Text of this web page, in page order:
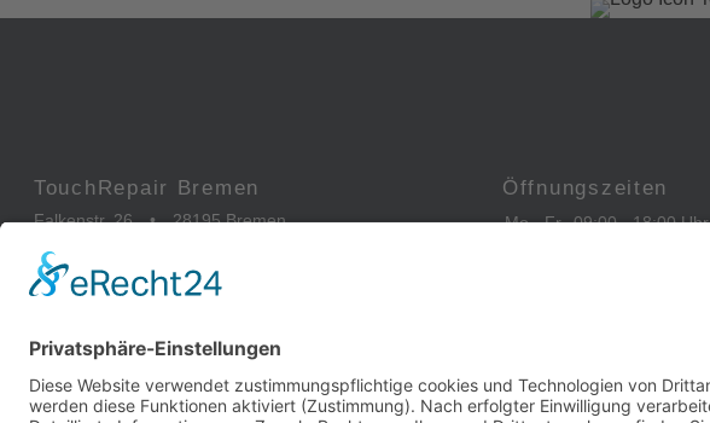
TouchRepair Bremen
Falkenstr. 26 •
28195 Bremen
info@touchrepair.de
Öffnungszeiten
Mo - Fr09:00 - 18:00 Uhr